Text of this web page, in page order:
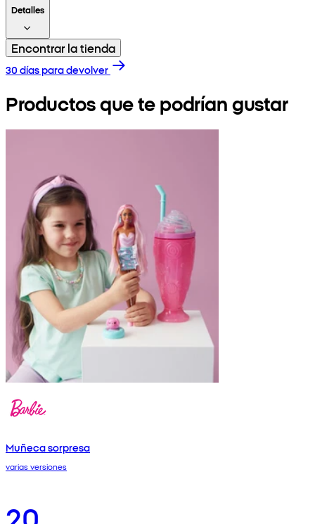
Detalles
Encontrar la tienda
30 días para devolver
Productos que te podrían gustar
Muñeca sorpresa
varias versiones